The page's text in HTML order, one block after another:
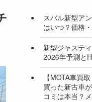
スバル新型ア
はいつ？価格
新型ジャステ
2026年予測と
【MOTA車買
買った新古車
コミは本当？